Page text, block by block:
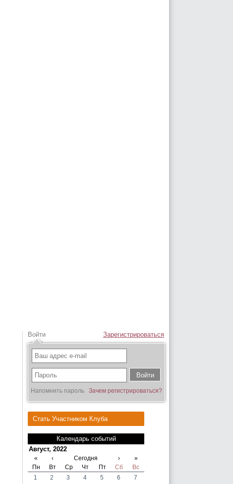
Войти Зарегистрироваться
Напомнить пароль Зачем регистрироваться?
Стать Участником Клуба
Календарь событий
Август, 2022
« ‹ Сегодня ›
»
Пн
Вт Ср Чт Пт Сб
Вс
1
2 3 4 5 6
7